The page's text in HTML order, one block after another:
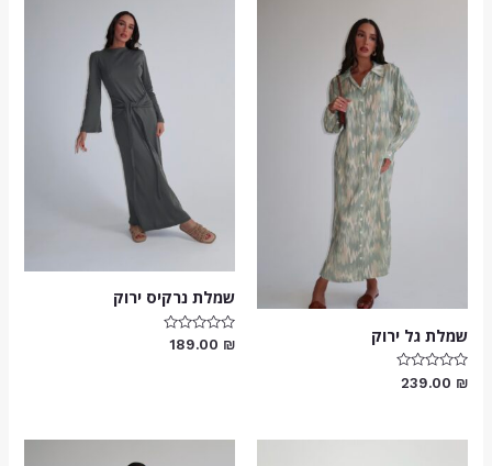
שמלת גל ירוק
דורג
0
239.00 ₪
שמלת נרקיס ירוק
דורג189.00 ₪